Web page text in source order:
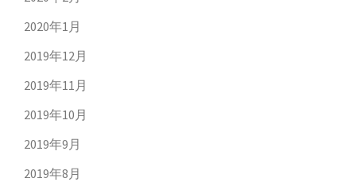
2020年1月
2019年12月
2019年11月
2019年10月
2019年9月
2019年8月